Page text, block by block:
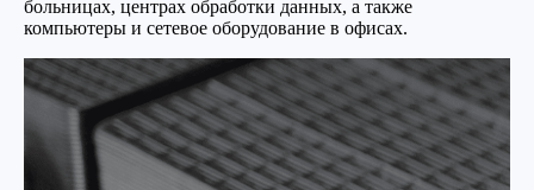
больницах, центрах обработки данных, а также
компьютеры и сетевое оборудование в офисах.